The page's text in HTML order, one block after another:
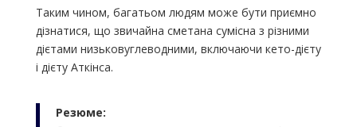
Таким чином, багатьом людям може бути приємно
дізнатися, що звичайна сметана сумісна з різними
дієтами низьковуглеводними, включаючи кето-дієту
і дієту Аткінса.
Резюме: